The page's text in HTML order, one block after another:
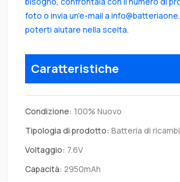
foto o invia un'e-mail a
poterti aiutare nella scelta.
Caratteristiche
Condizione: 100% Nuovo
Tipologia di prodotto: Batteria di
Voltaggio: 7.6V
Capacità: 2950mAh